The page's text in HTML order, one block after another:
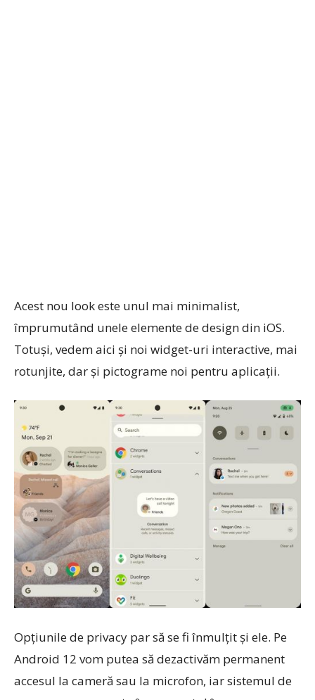
Acest nou look este unul mai minimalist,
împrumutând unele elemente de design din iOS.
Totuși, vedem aici și noi widget-uri interactive, mai
rotunjite, dar și pictograme noi pentru aplicații.
Opțiunile de privacy par să se fi înmulțit și ele. Pe
Android 12 vom putea să dezactivăm permanent
accesul la cameră sau la microfon, iar sistemul de